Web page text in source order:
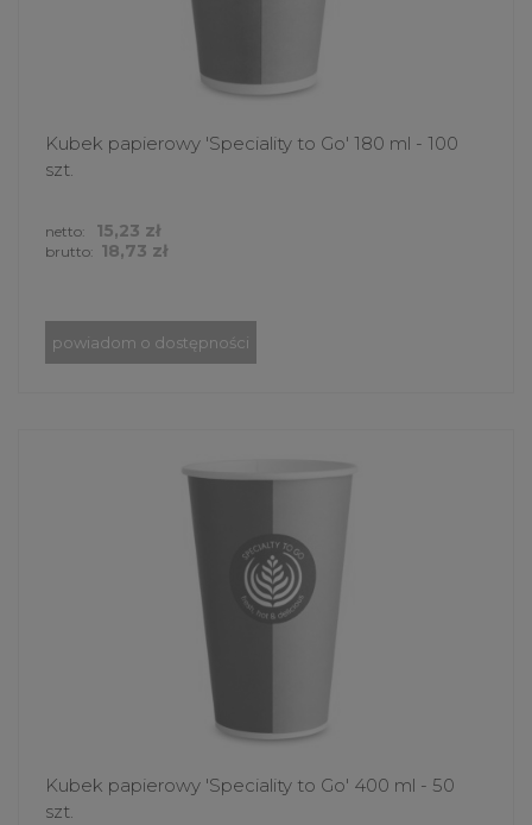
Kubek papierowy 'Speciality to Go' 180 ml - 100
szt.
brutto: 18,73 zł
netto: 15,23 zł
powiadom o dostępności
Kubek papierowy 'Speciality to Go' 400 ml - 50
szt.